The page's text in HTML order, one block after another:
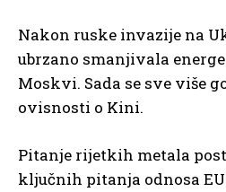
Nakon ruske invazije na
ubrzano smanjivala
Moskvi. Sada se sve više
ovisnosti o Kini.
Pitanje rijetkih metala
ključnih pitanja odnosa